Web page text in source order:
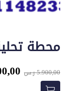
محطة تحلية
5.900,00ر.س